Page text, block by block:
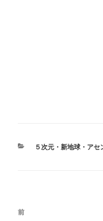
カ
５次元・新地球・アセ
投
前
前